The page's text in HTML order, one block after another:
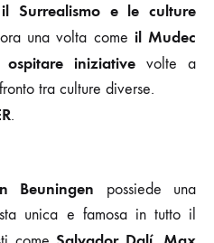
Surrealismo e le culture
una volta come il Mudec
iniziative volte a
tra culture diverse.
.
Beuningen possiede una
unica e famosa in tutto il